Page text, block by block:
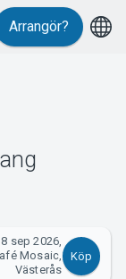
Arrangör?
8 sep 2026,
Mosaic,
Västerås
Köp